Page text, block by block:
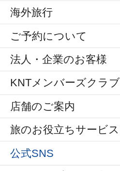
海外旅行
ご予約について
法人・企業のお客様
KNTメンバーズクラブ
店舗のご案内
旅のお役立ちサービス
公式SNS